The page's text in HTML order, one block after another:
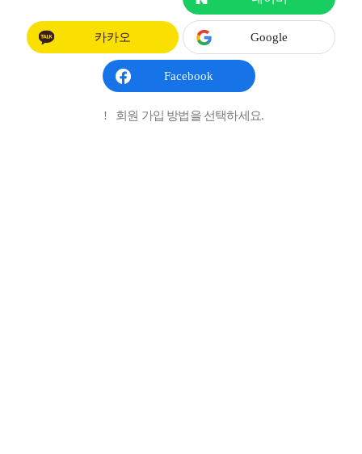
카카오 Google
Facebook
! 회원 가입 방법을 선택하세요.